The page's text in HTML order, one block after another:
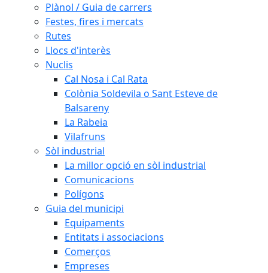
Plànol / Guia de carrers
Festes, fires i mercats
Rutes
Llocs d'interès
Nuclis
Cal Nosa i Cal Rata
Colònia Soldevila o Sant Esteve de
Balsareny
La Rabeia
Vilafruns
Sòl industrial
La millor opció en sòl industrial
Comunicacions
Polígons
Guia del municipi
Equipaments
Entitats i associacions
Comerços
Empreses